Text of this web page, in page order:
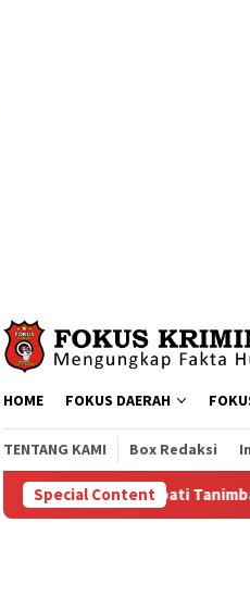
HOME FOKUS DAERAH
TENTANG KAMI Box Redaksi
Special Content
Ricky Jauwerissa